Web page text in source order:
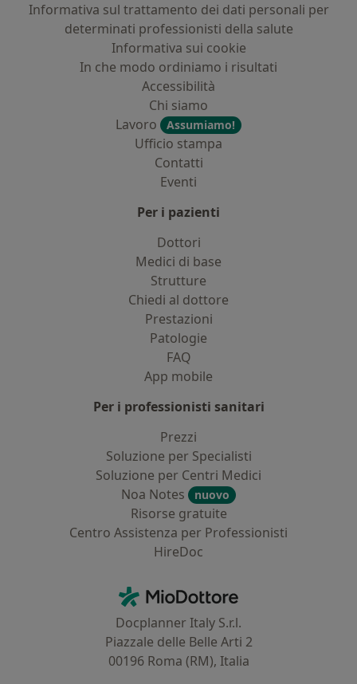
Informativa sul trattamento dei dati personali per
determinati professionisti della salute
Informativa sui cookie
In che modo ordiniamo i risultati
Accessibilità
Chi siamo
Lavoro
Assumiamo!
Ufficio stampa
Contatti
Eventi
Per i pazienti
Dottori
Medici di base
Strutture
Chiedi al dottore
Prestazioni
Patologie
FAQ
App mobile
Per i professionisti sanitari
Prezzi
Soluzione per Specialisti
Soluzione per Centri Medici
Noa Notes
nuovo
Risorse gratuite
Centro Assistenza per Professionisti
HireDoc
MioDottore - Homepage
Docplanner Italy S.r.l.
Piazzale delle Belle Arti 2
00196 Roma (RM), Italia